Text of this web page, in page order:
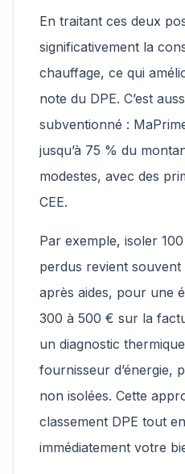
En traitant ces deux
significativement la
chauffage, ce qui
note du DPE. C’est
subventionné :
jusqu’à 75 % du
modestes, avec des
CEE.
Par exemple, isoler
perdus revient
après aides, pour une
300 à 500 € sur la
un diagnostic
fournisseur d’énergie,
non isolées. Cette
classement DPE tout
immédiatement votre